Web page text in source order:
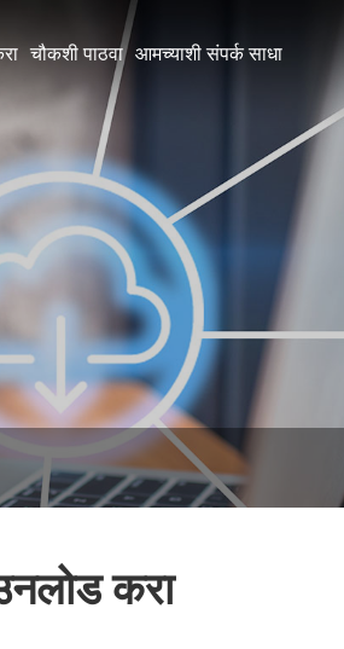
चौकशी पाठवा आमच्याशी संपर्क साधा
करा